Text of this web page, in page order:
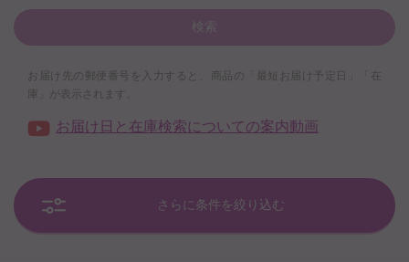
検索
お届け先の郵便番号を入力すると、商品の「最短お届け予定日」「在
庫」が表示されます。
お届け日と在庫検索についての案内動画
さらに条件を絞り込む